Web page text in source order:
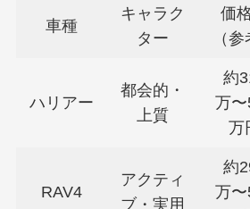
車種
キャラク
ター
価
（参
ハリアー
都会的・
上質
約
万
万
RAV4
アクティ
ブ・実用
約
万